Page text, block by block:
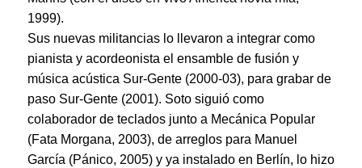
1999).
Sus nuevas militancias lo llevaron a integrar como
pianista y acordeonista el ensamble de fusión y
música acústica Sur-Gente (2000-03), para grabar de
paso Sur-Gente (2001). Soto siguió como
colaborador de teclados junto a Mecánica Popular
(Fata Morgana, 2003), de arreglos para Manuel
García (Pánico, 2005) y ya instalado en Berlín, lo hizo